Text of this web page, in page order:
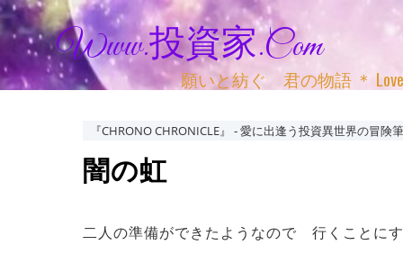
Www.投資家.com
願いと紡ぐ 君の物語 ＊
『CHRONO CHRONICLE』 ‐ 愛に出逢う投資異世界の冒険
闇の虹
二人の準備ができたようなので 行くことに